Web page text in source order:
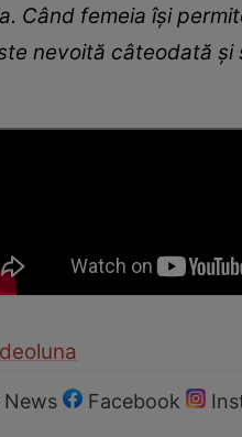
Când femeia își
nevoită câteodată
luna
News Facebook